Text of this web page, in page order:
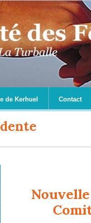
de Kerhuel Contact